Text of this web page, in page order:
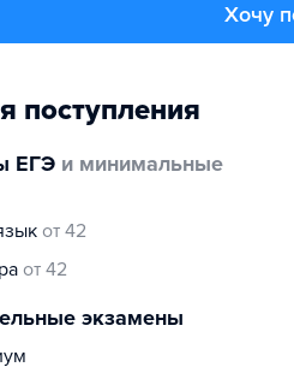
Хочу
поступления
ЕГЭ и минимальные
от 42
от 42
экзамены